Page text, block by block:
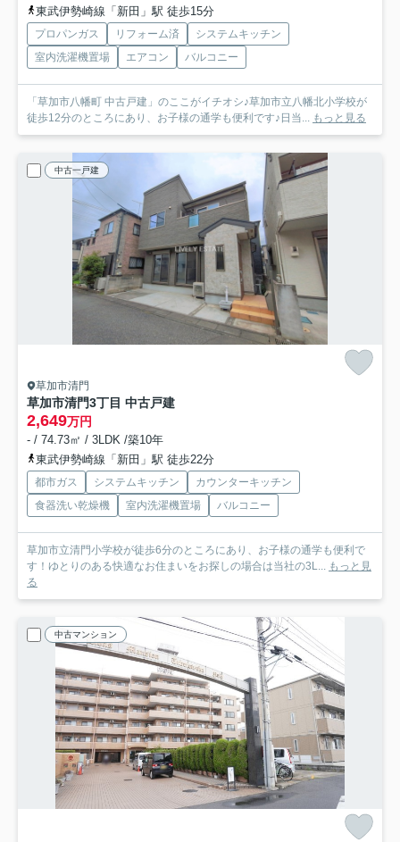
東武伊勢崎線「新田」駅 徒歩15分
プロパンガス リフォーム済
システムキッチン
室内洗濯機置場
エアコン バルコニー
「草加市八幡町 中古戸建」のここがイチオシ♪草加市立八幡北小学校が
徒歩12分のところにあり、お子様の通学も便利です♪日当...
もっと見る
中古一戸建
草加市清門
草加市清門3丁目 中古戸建
2,649万円
- / 74.73㎡ / 3LDK /築10年
東武伊勢崎線「新田」駅 徒歩22分
都市ガス システムキッチン
カウンターキッチン
食器洗い乾燥機
室内洗濯機置場 バルコニー
草加市立清門小学校が徒歩6分のところにあり、お子様の通学も便利で
す！ゆとりのある快適なお住まいをお探しの場合は当社の3L...
もっと見
る
中古マンション